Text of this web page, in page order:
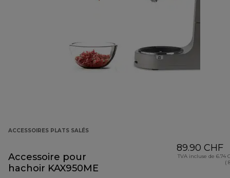
ACCESSOIRES PLATS SALÉS
Accessoire pour
hachoir KAX950ME
89.90 CHF
TVA incluse de 6.74
(